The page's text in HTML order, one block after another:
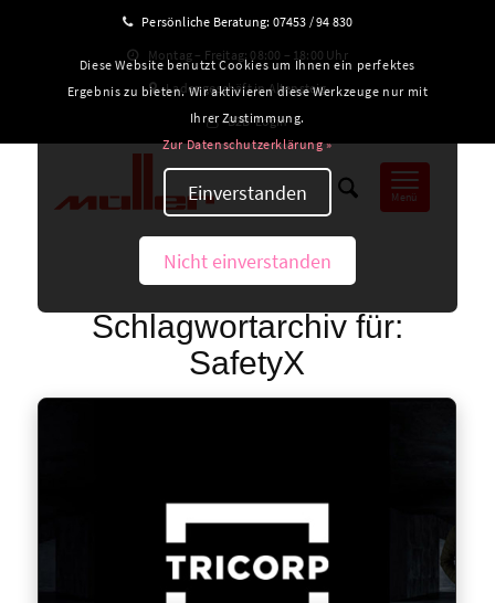
Persönliche Beratung: 07453 / 94 830
Montag – Freitag: 08:00 – 18:00 Uhr
Ladengeschäft in Altensteig
B2B-Login
Menü
Schlagwortarchiv für:
SafetyX
Diese Website benutzt Cookies um Ihnen ein perfektes
Ergebnis zu bieten. Wir aktivieren diese Werkzeuge nur mit
Ihrer Zustimmung.
Zur Datenschutzerklärung »
Einverstanden
Nicht einverstanden